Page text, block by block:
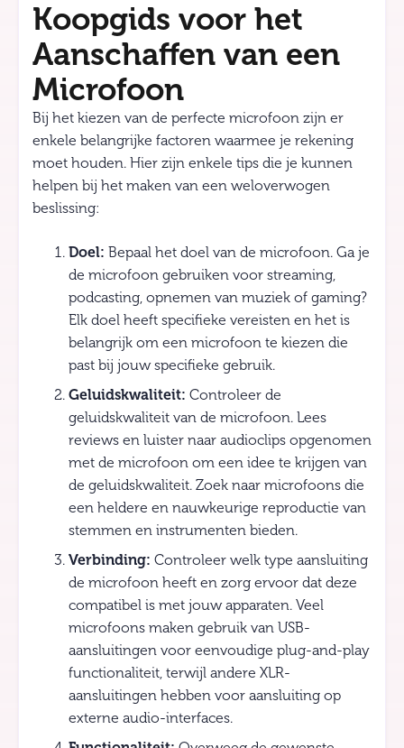
Koopgids voor het
Aanschaffen van een
Microfoon
Bij het kiezen van de perfecte microfoon zijn er
enkele belangrijke factoren waarmee je rekening
moet houden. Hier zijn enkele tips die je kunnen
helpen bij het maken van een weloverwogen
beslissing:
Doel: Bepaal het doel van de microfoon. Ga je
de microfoon gebruiken voor streaming,
podcasting, opnemen van muziek of gaming?
Elk doel heeft specifieke vereisten en het is
belangrijk om een microfoon te kiezen die
past bij jouw specifieke gebruik.
Geluidskwaliteit: Controleer de
geluidskwaliteit van de microfoon. Lees
reviews en luister naar audioclips opgenomen
met de microfoon om een idee te krijgen van
de geluidskwaliteit. Zoek naar microfoons die
een heldere en nauwkeurige reproductie van
stemmen en instrumenten bieden.
Verbinding: Controleer welk type aansluiting
de microfoon heeft en zorg ervoor dat deze
compatibel is met jouw apparaten. Veel
microfoons maken gebruik van USB-
aansluitingen voor eenvoudige plug-and-play
functionaliteit, terwijl andere XLR-
aansluitingen hebben voor aansluiting op
externe audio-interfaces.